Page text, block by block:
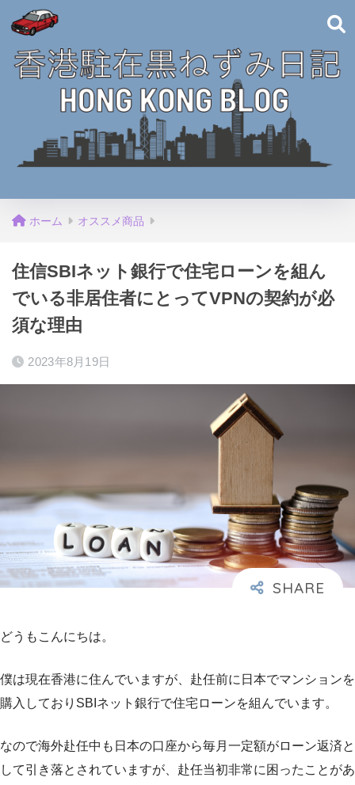
ホーム オススメ商品
住信SBIネット銀行で住宅ローンを組ん
でいる非居住者にとってVPNの契約が必
須な理由
2023年8月19日
どうもこんにちは。
僕は現在香港に住んでいますが、赴任前に日本でマンションを
購入しておりSBIネット銀行で住宅ローンを組んでいます。
なので海外赴任中も日本の口座から毎月一定額がローン返済と
して引き落とされていますが、赴任当初非常に困ったことがあ